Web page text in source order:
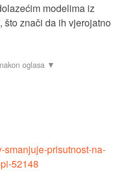
modelima iz
znači da ih vjerojatno
smanjuje-prisutnost-na-
52148